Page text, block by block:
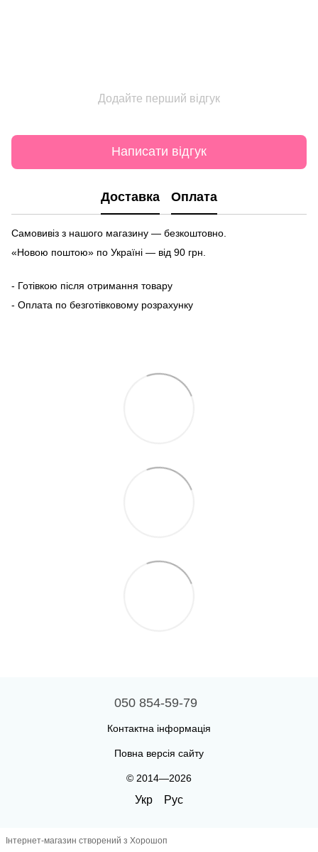
Додайте перший відгук
Написати відгук
Доставка Оплата
Самовивіз з нашого магазину — безкоштовно.
«Новою поштою» по Україні — від 90 грн.
- Готівкою після отримання товару
- Оплата по безготівковому розрахунку
050 854-59-79
Контактна інформація
Повна версія сайту
© 2014—2026
Укр Рус
Інтернет-магазин створений з Хорошоп